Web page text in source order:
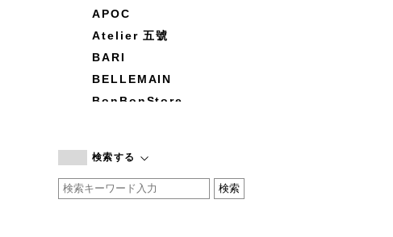
APOC
Atelier 五號
BARI
BELLEMAIN
BonBonStore
by basics
CATWORTH
検索する